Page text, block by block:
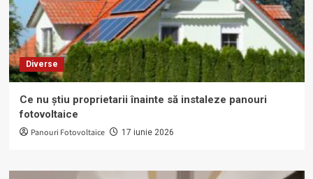
Diverse
Ce nu știu proprietarii înainte să instaleze panouri
fotovoltaice
Panouri Fotovoltaice 17 iunie 2026